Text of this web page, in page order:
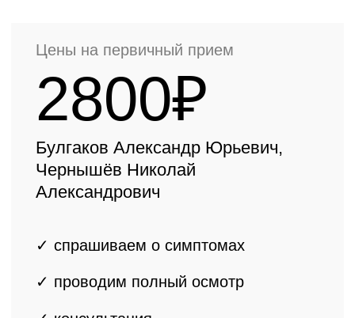
3200₽
Цены на первичный прием
✓ консультацияведущего врача-
Пасечник Сергей Валерьвич